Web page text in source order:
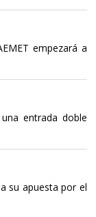
empezará a
entrada doble
su apuesta por el